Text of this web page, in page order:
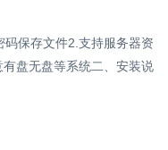
保存文件2.支持服务器资
盘无盘等系统二、安装说